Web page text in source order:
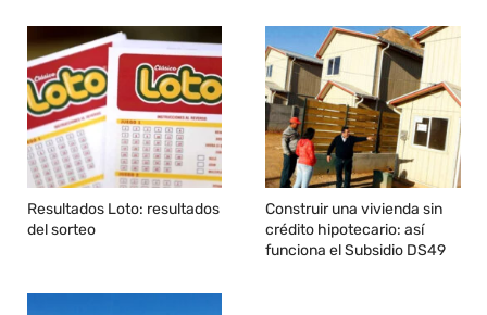
Resultados Loto: resultados
del sorteo
Construir una vivienda sin
crédito hipotecario: así
funciona el Subsidio DS49